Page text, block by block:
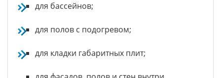
для бассейнов;
для полов с подогревом;
для кладки габаритных плит;